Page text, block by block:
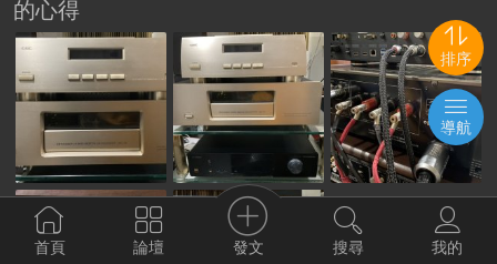
的心得
首頁 論壇 發文 搜尋 我的
排序
導航